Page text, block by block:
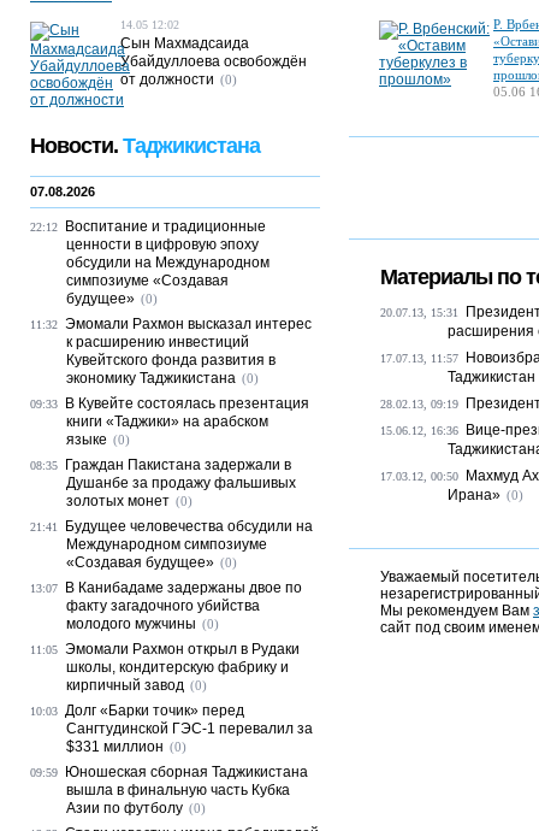
Р.
05.06
Материалы по
20.07.13, 15:31
расширения
17.07.13, 11:57
28.02.13, 09:19
15.06.12, 16:36
Вице-
17.03.12, 00:50
Махмуд
Ирана» (0)
Уважаемый
Мы рекомендуем Вам
сайт под своим
14.05 12:02
Сын Махмадсаида
Убайдуллоева освобождён
от должности (0)
Новости. Таджикистана
07.08.2026
22:12
Воспитание и традиционные
ценности в цифровую эпоху
обсудили на Международном
симпозиуме «Создавая
будущее» (0)
11:32 Эмомали Рахмон высказал интерес
к расширению инвестиций
Кувейтского фонда развития в
экономику Таджикистана (0)
09:33
В Кувейте состоялась презентация
книги «Таджики» на арабском
языке (0)
08:35
Граждан Пакистана задержали в
Душанбе за продажу фальшивых
золотых монет (0)
21:41
Будущее человечества обсудили на
Международном симпозиуме
«Создавая будущее» (0)
13:07
В Канибадаме задержаны двое по
факту загадочного убийства
молодого мужчины (0)
11:05 Эмомали Рахмон открыл в Рудаки
школы, кондитерскую фабрику и
кирпичный завод (0)
10:03 Долг «Барки точик» перед
Сангтудинской ГЭС-1 перевалил за
$331 миллион (0)
09:59
Юношеская сборная Таджикистана
вышла в финальную часть Кубка
Азии по футболу (0)